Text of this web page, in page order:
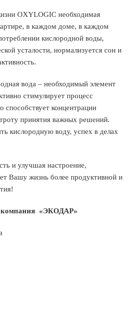
OXYLOGIC необходимая
в каждом доме, в каждом
кислородной воды,
усталости, нормализуется сон и
вода – необходимый элемент
стимулирует процесс
способствует концентрации
принятия важных решений.
кислородную воду, успех в делах
и улучшая настроение,
Вашу жизнь более продуктивной и
компания «ЭКОДАР»